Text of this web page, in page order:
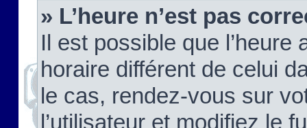
» L’heure n’est pas
Il est possible que
horaire différent de celui
le cas, rendez-vous sur
l’utilisateur et modifiez le